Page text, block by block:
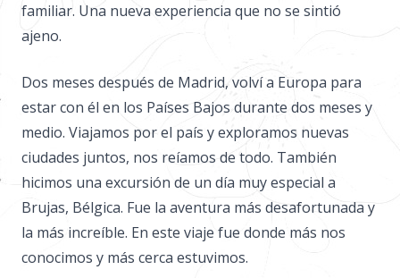
familiar. Una nueva experiencia que no se sintió
ajeno.
Dos meses después de Madrid, volví a Europa para
estar con él en los Países Bajos durante dos meses y
medio. Viajamos por el país y exploramos nuevas
ciudades juntos, nos reíamos de todo. También
hicimos una excursión de un día muy especial a
Brujas, Bélgica. Fue la aventura más desafortunada y
la más increíble. En este viaje fue donde más nos
conocimos y más cerca estuvimos.